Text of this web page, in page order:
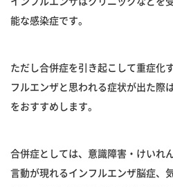
能な感染症です。
ただし合併症を引き起こして重症化
フルエンザと思われる症状が出た際
をおすすめします。
合併症としては、意識障害・けいれ
言動が現れるインフルエンザ脳症、